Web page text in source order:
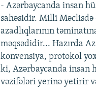
- Azərbaycanda insan
sahəsidir. Milli Məclisdə
azadlıqlarının
məqsədidir... Hazırda
konvensiya, protokol
ki, Azərbaycanda insan
vəzifələri yerinə yetirir